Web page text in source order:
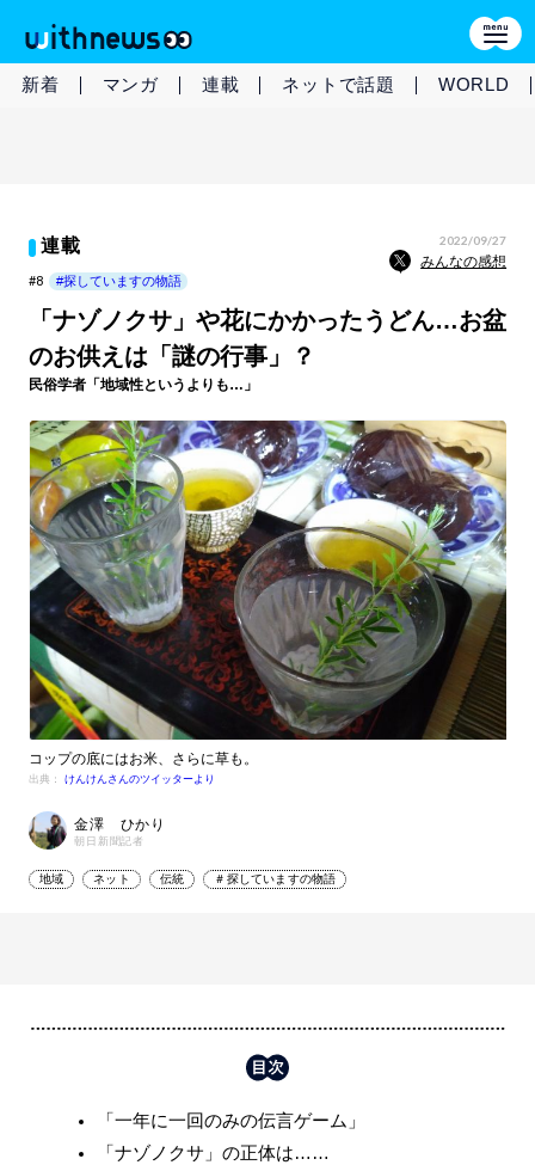
新着 マンガ 連載 ネットで話題 WORLD
連載 2022/09/27
みんなの感想
#8 #探していますの物語
「ナゾノクサ」や花にかかったうどん…お盆
のお供えは「謎の行事」？
民俗学者「地域性というよりも…」
コップの底にはお米、さらに草も。
出典： けんけんさんのツイッターより
金澤 ひかり
朝日新聞記者
地域 ネット 伝統 ＃探していますの物語
「一年に一回のみの伝言ゲーム」
「ナゾノクサ」の正体は……